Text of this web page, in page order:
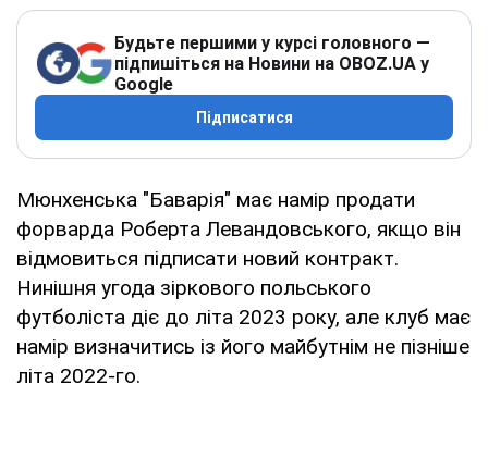
Будьте першими у курсі головного —
підпишіться на Новини на OBOZ.UA у
Google
Підписатися
Мюнхенська "Баварія" має намір продати
форварда Роберта Левандовського, якщо він
відмовиться підписати новий контракт.
Нинішня угода зіркового польського
футболіста діє до літа 2023 року, але клуб має
намір визначитись із його майбутнім не пізніше
літа 2022-го.